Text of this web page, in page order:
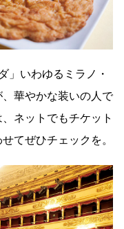
」いわゆるミラノ・
華やかな装いの人で
ネットでもチケット
てぜひチェックを。